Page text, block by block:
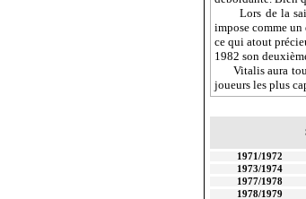
Lors de la
impose comme
ce qui atout
1982 son
Vitalisaura
joueurs les plus
1971/1972
1973/1974
1977/1978
1978/1979